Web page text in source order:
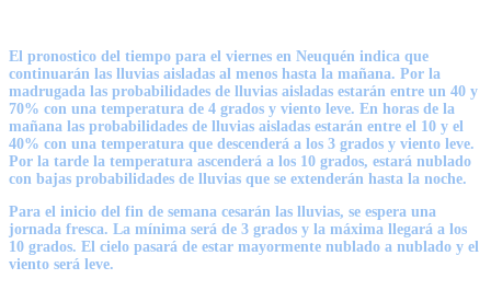
El pronostico del tiempo para el viernes en Neuquén indica que
continuarán las lluvias aisladas al menos hasta la mañana. Por la
madrugada las probabilidades de lluvias aisladas estarán entre un 40 y
70% con una temperatura de 4 grados y viento leve. En horas de la
mañana las probabilidades de lluvias aisladas estarán entre el 10 y el
40% con una temperatura que descenderá a los 3 grados y viento leve.
Por la tarde la temperatura ascenderá a los 10 grados, estará nublado
con bajas probabilidades de lluvias que se extenderán hasta la noche.
Para el inicio del fin de semana cesarán las lluvias, se espera una
jornada fresca. La mínima será de 3 grados y la máxima llegará a los
10 grados. El cielo pasará de estar mayormente nublado a nublado y el
viento será leve.